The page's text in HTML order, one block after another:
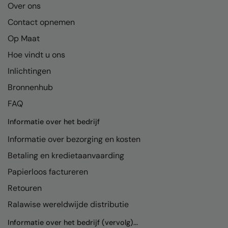
Kariban
Kariban Proact
KiMood
Kodak
Larkwood
Maddins
Madeira
MagiCut
Marketing Hub
Over ons
Contact opnemen
Op Maat
Hoe vindt u ons
Inlichtingen
Bronnenhub
FAQ
Informatie over het bedrijf
Informatie over bezorging en kosten
Betaling en kredietaanvaarding
Papierloos factureren
Retouren
Ralawise wereldwijde distributie
Informatie over het bedrijf (vervolg)...